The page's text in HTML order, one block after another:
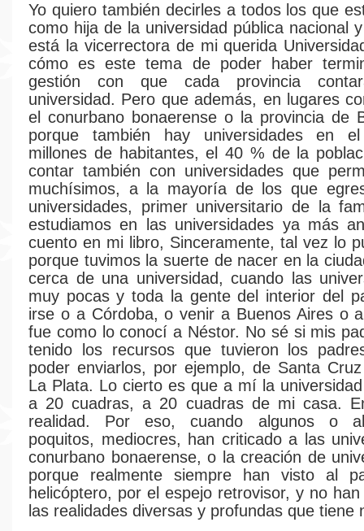
Yo quiero también decirles a todos los que
como hija de la universidad pública nacional
está la vicerrectora de mi querida
cómo es este tema de poder haber
gestión con que cada provincia
universidad. Pero que además, en lugares
el conurbano bonaerense o la provincia de
porque también hay universidades en
millones de habitantes, el 40 % de la
contar también con universidades que
muchísimos, a la mayoría de los que
universidades, primer universitario de la
estudiamos en las universidades ya más
cuento en mi libro, Sinceramente, tal vez lo
porque tuvimos la suerte de nacer en la
cerca de una universidad, cuando las
muy pocas y toda la gente del interior del
irse o a Córdoba, o venir a Buenos Aires o
fue como lo conocí a Néstor. No sé si mis
tenido los recursos que tuvieron los
poder enviarlos, por ejemplo, de Santa
La Plata. Lo cierto es que a mí la
a 20 cuadras, a 20 cuadras de mi casa.
realidad. Por eso, cuando algunos o
poquitos, mediocres, han criticado a las
conurbano bonaerense, o la creación de
porque realmente siempre han visto al
helicóptero, por el espejo retrovisor, y no
las realidades diversas y profundas que tiene